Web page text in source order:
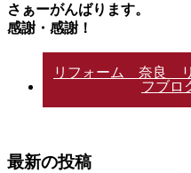
さぁーがんばります
感謝・感謝！
リフォーム 奈良 リ
フブロ
最新の投稿